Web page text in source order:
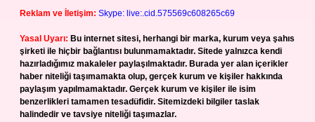
Reklam ve İletişim: Skype: live:.cid.575569c608265c69
Yasal Uyarı: Bu internet sitesi, herhangi bir marka, kurum veya şahıs
şirketi ile hiçbir bağlantısı bulunmamaktadır. Sitede yalnızca kendi
hazırladığımız makaleler paylaşılmaktadır. Burada yer alan içerikler
haber niteliği taşımamakta olup, gerçek kurum ve kişiler hakkında
paylaşım yapılmamaktadır. Gerçek kurum ve kişiler ile isim
benzerlikleri tamamen tesadüfidir. Sitemizdeki bilgiler taslak
halindedir ve tavsiye niteliği taşımazlar.